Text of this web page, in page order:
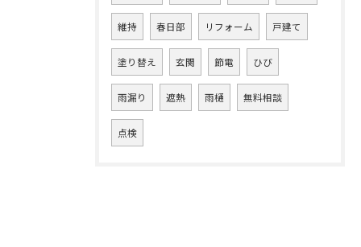
維持 春日部 リフォーム 戸建て
塗り替え 玄関 節電 ひび
雨漏り 遮熱 雨樋 無料相談
点検